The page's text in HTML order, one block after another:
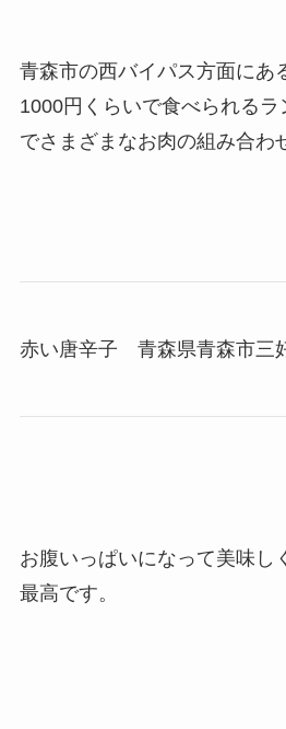
青森市の西バイパス方面にあ
1000円くらいで食べられる
でさまざまなお肉の組み合わ
赤い唐辛子 青森県青森市三
お腹いっぱいになって美味し
最高です。